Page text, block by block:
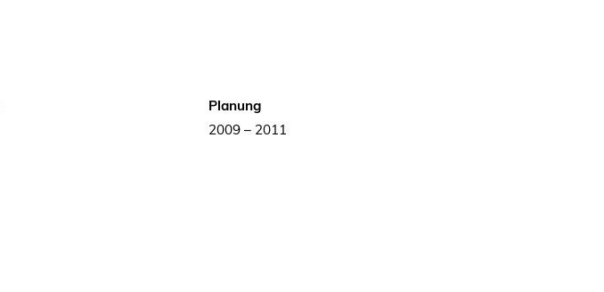
Planung
2009 – 2011